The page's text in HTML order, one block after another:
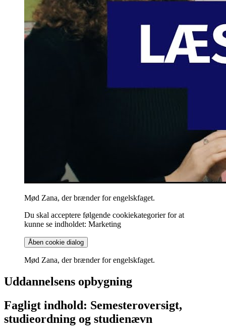
Mød Zana, der brænder for engelskfaget.
Du skal acceptere følgende cookiekategorier for at
kunne se indholdet: Marketing
Åben cookie dialog
Mød Zana, der brænder for engelskfaget.
Uddannelsens opbygning
Fagligt indhold: Semesteroversigt,
studieordning og studienævn